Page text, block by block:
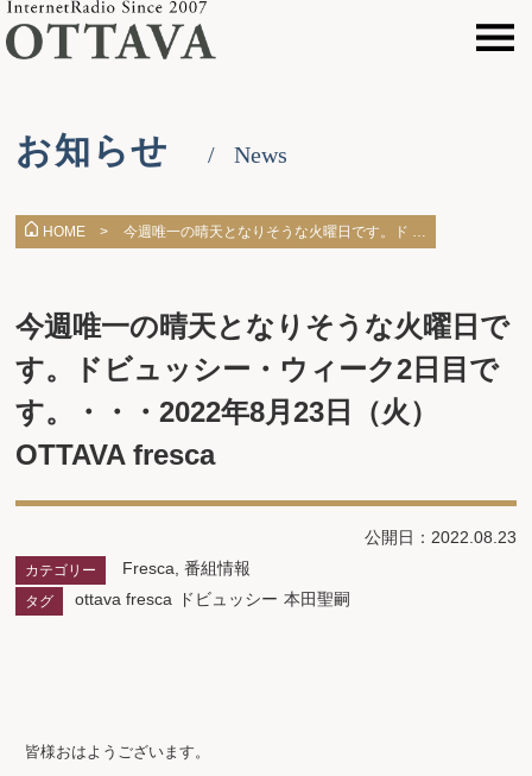
お知らせ News
HOME > 今週唯一の晴天となりそうな火曜日です。ド …
今週唯一の晴天となりそうな火曜日で
す。ドビュッシー・ウィーク2日目で
す。・・・2022年8月23日（火）
OTTAVA fresca
公開日：2022.08.23
カテゴリー Fresca ,番組情報
タグ ottava fresca ドビュッシー 本田聖嗣